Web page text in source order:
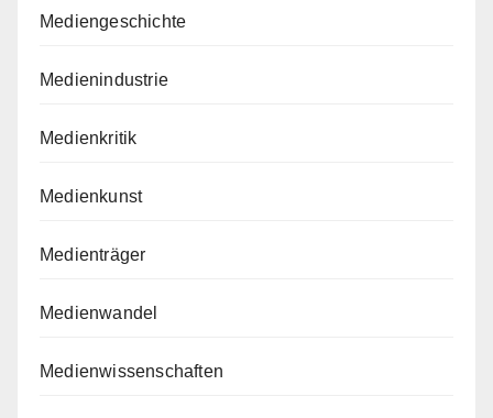
Mediengeschichte
Medienindustrie
Medienkritik
Medienkunst
Medienträger
Medienwandel
Medienwissenschaften